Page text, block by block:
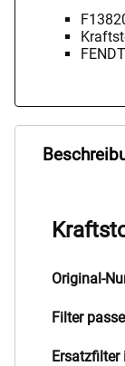
Original-
Filter
Ersatzfilter